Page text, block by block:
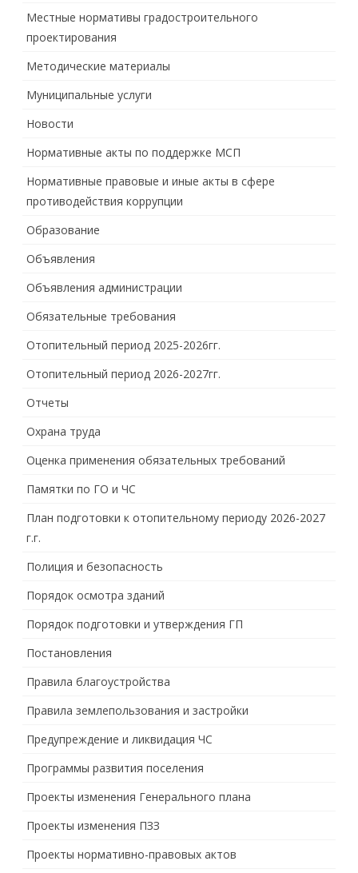
Местные нормативы градостроительного
проектирования
Методические материалы
Муниципальные услуги
Новости
Нормативные акты по поддержке МСП
Нормативные правовые и иные акты в сфере
противодействия коррупции
Образование
Объявления
Объявления администрации
Обязательные требования
Отопительный период 2025-2026гг.
Отопительный период 2026-2027гг.
Отчеты
Охрана труда
Оценка применения обязательных требований
Памятки по ГО и ЧС
План подготовки к отопительному периоду 2026-2027
г.г.
Полиция и безопасность
Порядок осмотра зданий
Порядок подготовки и утверждения ГП
Постановления
Правила благоустройства
Правила землепользования и застройки
Предупреждение и ликвидация ЧС
Программы развития поселения
Проекты изменения Генерального плана
Проекты изменения ПЗЗ
Проекты нормативно-правовых актов